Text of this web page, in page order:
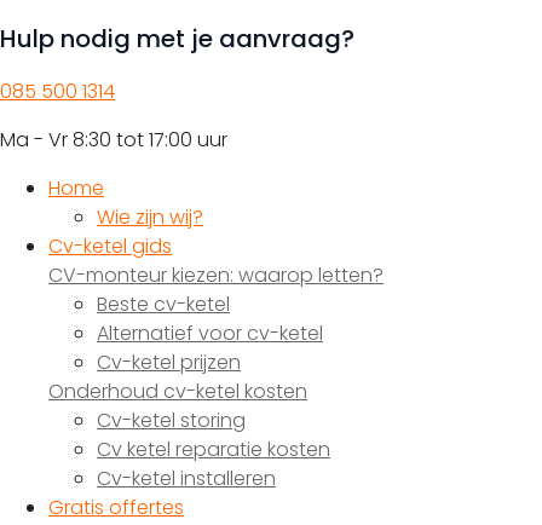
Hulp nodig met je aanvraag?
085 500 1314
Ma - Vr 8:30 tot 17:00 uur
Home
Wie zijn wij?
Cv-ketel gids
CV-monteur kiezen: waarop letten?
Beste cv-ketel
Alternatief voor cv-ketel
Cv-ketel prijzen
Onderhoud cv-ketel kosten
Cv-ketel storing
Cv ketel reparatie kosten
Cv-ketel installeren
Gratis offertes